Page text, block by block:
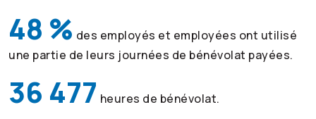
48 % des employés et employées ont utilisé
une partie de leurs journées de bénévolat payées.
36 477 heures de bénévolat.